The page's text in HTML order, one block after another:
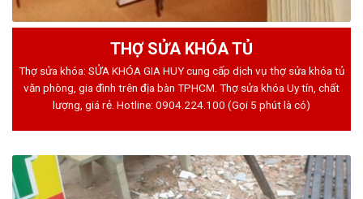
THỢ SỬA KHÓA TỦ
Thợ sửa khóa: SỬA KHÓA GIA HUY cung cấp dịch vụ thợ sửa khóa tủ
văn phòng, gia đình trên địa bàn TPHCM. Thợ sửa khóa Uy tín, chất
lượng, giá rẻ. Hotline: 0904.224.100 (Gọi 5 phút là có)